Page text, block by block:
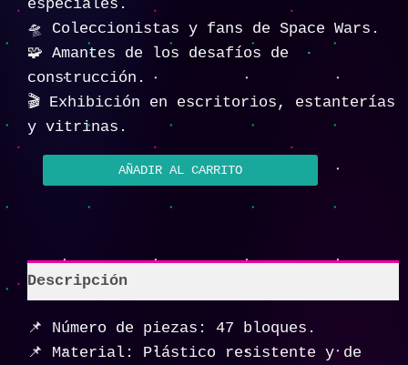
especiales.
🛸 Coleccionistas y fans de Space Wars.
🧩 Amantes de los desafíos de
construcción.
🎬 Exhibición en escritorios, estanterías
y vitrinas.
AÑADIR AL CARRITO
Descripción
📌 Número de piezas: 47 bloques.
📌 Material: Plástico resistente y de